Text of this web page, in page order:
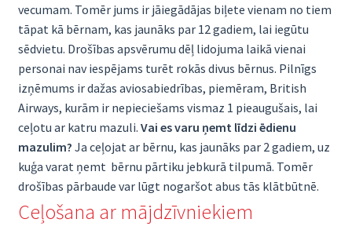
vecumam. Tomēr jums ir jāiegādājas biļete vienam no tiem
tāpat kā bērnam, kas jaunāks par 12 gadiem, lai iegūtu
sēdvietu. Drošības apsvērumu dēļ lidojuma laikā vienai
personai nav iespējams turēt rokās divus bērnus. Pilnīgs
izņēmums ir dažas aviosabiedrības, piemēram, British
Airways, kurām ir nepieciešams vismaz 1 pieaugušais, lai
ceļotu ar katru mazuli. Vai es varu ņemt līdzi ēdienu
mazulim? Ja ceļojat ar bērnu, kas jaunāks par 2 gadiem, uz
kuģa varat ņemt bērnu pārtiku jebkurā tilpumā. Tomēr
drošības pārbaude var lūgt nogaršot abus tās klātbūtnē.
Ceļošana ar mājdzīvniekiem